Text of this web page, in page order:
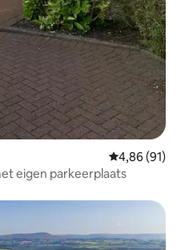
Gemiddelde
4,86 (91)
eigen parkeerplaats